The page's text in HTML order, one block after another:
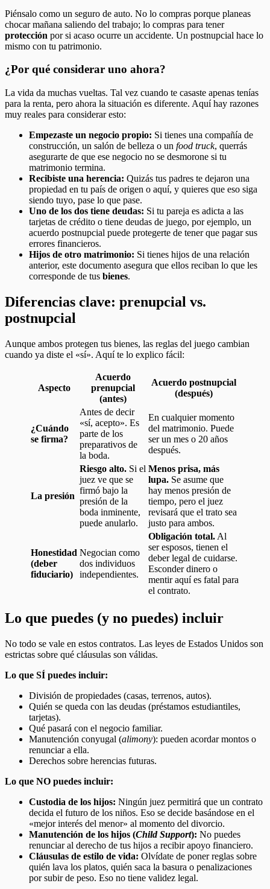
Piénsalo como un seguro de auto. No lo compras porque planeas
chocar mañana saliendo del trabajo; lo compras para tener
protección por si acaso ocurre un accidente. Un postnupcial hace lo
mismo con tu patrimonio.
¿Por qué considerar uno ahora?
La vida da muchas vueltas. Tal vez cuando te casaste apenas tenías
para la renta, pero ahora la situación es diferente. Aquí hay razones
muy reales para considerar esto:
Empezaste un negocio propio: Si tienes una compañía de
construcción, un salón de belleza o un food truck, querrás
asegurarte de que ese negocio no se desmorone si tu
matrimonio termina.
Recibiste una herencia: Quizás tus padres te dejaron una
propiedad en tu país de origen o aquí, y quieres que eso siga
siendo tuyo, pase lo que pase.
Uno de los dos tiene deudas: Si tu pareja es adicta a las
tarjetas de crédito o tiene deudas de juego, por ejemplo, un
acuerdo postnupcial puede protegerte de tener que pagar sus
errores financieros.
Hijos de otro matrimonio: Si tienes hijos de una relación
anterior, este documento asegura que ellos reciban lo que les
corresponde de tus bienes.
Diferencias clave: prenupcial vs.
postnupcial
Aunque ambos protegen tus bienes, las reglas del juego cambian
cuando ya diste el «sí». Aquí te lo explico fácil:
Aspecto
Acuerdo
prenupcial
(antes)
Acuerdo postnupcial
(después)
¿Cuándo
se firma?
Antes de decir
«sí, acepto». Es
parte de los
preparativos de
la boda.
En cualquier momento
del matrimonio. Puede
ser un mes o 20 años
después.
La presión
Riesgo alto. Si el
juez ve que se
firmó bajo la
presión de la
boda inminente,
puede anularlo.
Menos prisa, más
lupa. Se asume que
hay menos presión de
tiempo, pero el juez
revisará que el trato sea
justo para ambos.
Honestidad
(deber
fiduciario)
Negocian como
dos individuos
independientes.
Obligación total. Al
ser esposos, tienen el
deber legal de cuidarse.
Esconder dinero o
mentir aquí es fatal para
el contrato.
Lo que puedes (y no puedes) incluir
No todo se vale en estos contratos. Las leyes de Estados Unidos son
estrictas sobre qué cláusulas son válidas.
Lo que SÍ puedes incluir:
División de propiedades (casas, terrenos, autos).
Quién se queda con las deudas (préstamos estudiantiles,
tarjetas).
Qué pasará con el negocio familiar.
Manutención conyugal (alimony): pueden acordar montos o
renunciar a ella.
Derechos sobre herencias futuras.
Lo que NO puedes incluir:
Custodia de los hijos: Ningún juez permitirá que un contrato
decida el futuro de los niños. Eso se decide basándose en el
«mejor interés del menor» al momento del divorcio.
Manutención de los hijos (Child Support): No puedes
renunciar al derecho de tus hijos a recibir apoyo financiero.
Cláusulas de estilo de vida: Olvídate de poner reglas sobre
quién lava los platos, quién saca la basura o penalizaciones
por subir de peso. Eso no tiene validez legal.